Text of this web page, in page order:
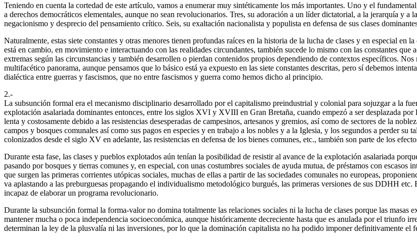
Teniendo en cuenta la cortedad de este artículo, vamos a enumerar muy sintéticamente los más importantes. Uno y el
a derechos democráticos elementales, aunque no sean revolucionarios. Tres, su adoración a un líder dictatorial, a la jerarquía y
negacionismo y desprecio del pensamiento crítico. Seis, su exaltación nacionalista y populista en defensa de sus clases
Naturalmente, estas siete constantes y otras menores tienen profundas raíces en la historia de la lucha de clases y en especial en
está en cambio, en movimiento e interactuando con las realidades circundantes, también sucede lo mismo con las constantes
extremas según las circunstancias y también desarrollen o pierdan contenidos propios dependiendo de contextos específicos.
multifacético panorama, aunque pensamos que lo básico está ya expuesto en las siete constantes descritas, pero sí debemos
dialéctica entre guerras y fascismos, que no entre fascismos y guerra como hemos dicho al principio.
2.-
La subsunción formal era el mecanismo disciplinario desarrollado por el capitalismo preindustrial y colonial para sojuzgar a la
explotación asalariada dominantes entonces, entre los siglos XVI y XVIII en Gran Bretaña, cuando empezó a ser desplazada
lenta y costosamente debido a las resistencias desesperadas de campesinos, artesanos y gremios, así como de sectores de la
campos y bosques comunales así como sus pagos en especies y en trabajo a los nobles y a la Iglesia, y los segundos a perder
colonizados desde el siglo XV en adelante, las resistencias en defensa de los bienes comunes, etc., también son parte de los
Durante esta fase, las clases y pueblos explotados aún tenían la posibilidad de resistir al avance de la explotación asalariada
pasando por bosques y tierras comunes y, en especial, con unas costumbres sociales de ayuda mutua, de préstamos con escasos
que surgen las primeras corrientes utópicas sociales, muchas de ellas a partir de las sociedades comunales no europeas,
va aplastando a las preburguesas propagando el individualismo metodológico burgués, las primeras versiones de sus DDHH
incapaz de elaborar un programa revolucionario.
Durante la subsunción formal la forma-valor no domina totalmente las relaciones sociales ni la lucha de clases porque las masas
mantener mucha o poca independencia socioeconómica, aunque históricamente decreciente hasta que es anulada por el triunfo
determinan la ley de la plusvalía ni las inversiones, por lo que la dominación capitalista no ha podido imponer definitivamente el